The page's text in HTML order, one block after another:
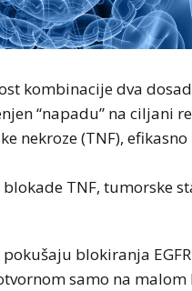
kombinacije dva
“napadu” na ciljani
nekroze (TNF),
TNF, tumorske
blokiranja
samo na